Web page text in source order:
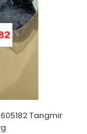
Tangmir